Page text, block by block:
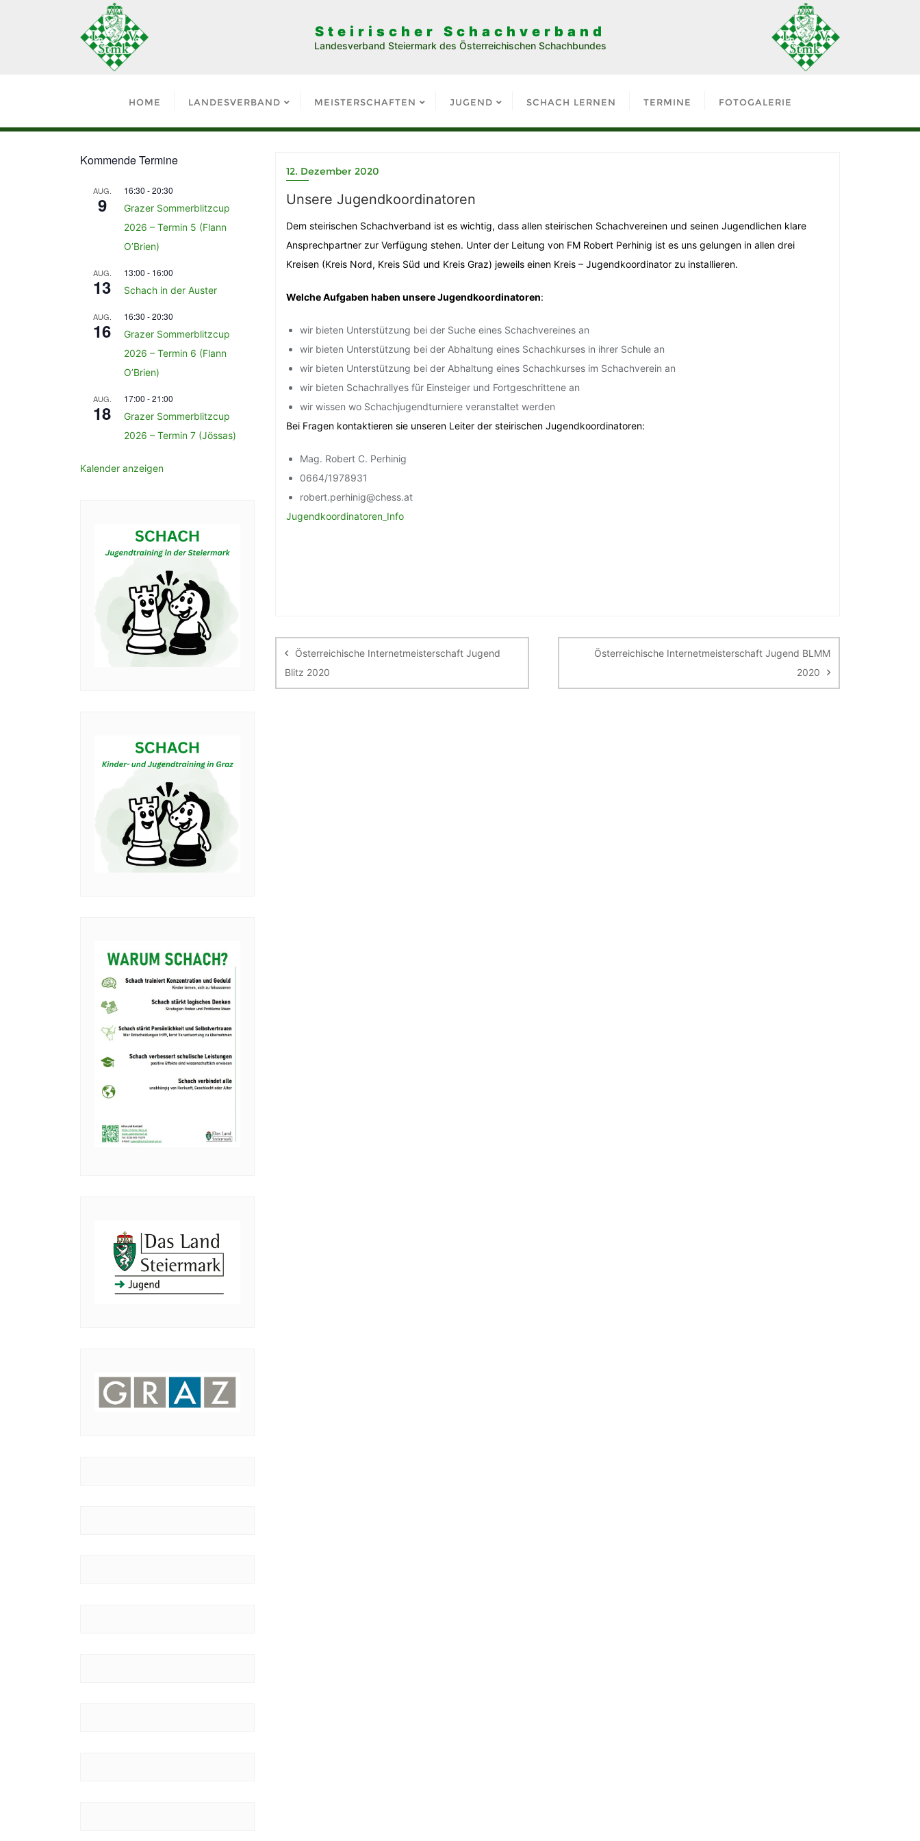
Steirischer Schachverband
Landesverband Steiermark des Österreichischen Schachbundes
HOME LANDESVERBAND MEISTERSCHAFTEN JUGEND SCHACH LERNEN TERMINE FOTOGALERIE
12. Dezember 2020
Unsere Jugendkoordinatoren
Dem steirischen Schachverband ist es wichtig, dass allen steirischen Schachvereinen und seinen Jugendlichen klare
Ansprechpartner zur Verfügung stehen. Unter der Leitung von FM Robert Perhinig ist es uns gelungen in allen drei
Kreisen (Kreis Nord, Kreis Süd und Kreis Graz) jeweils einen Kreis – Jugendkoordinator zu installieren.
Welche Aufgaben haben unsere Jugendkoordinatoren:
wir bieten Unterstützung bei der Suche eines Schachvereines an
wir bieten Unterstützung bei der Abhaltung eines Schachkurses in ihrer Schule an
wir bieten Unterstützung bei der Abhaltung eines Schachkurses im Schachverein an
wir bieten Schachrallyes für Einsteiger und Fortgeschrittene an
wir wissen wo Schachjugendturniere veranstaltet werden
Bei Fragen kontaktieren sie unseren Leiter der steirischen Jugendkoordinatoren:
Mag. Robert C. Perhinig
0664/1978931
robert.perhinig@chess.at
Jugendkoordinatoren_Info
Österreichische Internetmeisterschaft Jugend
Blitz 2020
Österreichische Internetmeisterschaft Jugend BLMM
2020
Kommende Termine
AUG.
9
16:30 -20:30
Grazer Sommerblitzcup
2026 – Termin 5 (Flann
O’Brien)
AUG.
13
13:00 - 16:00
Schach in der Auster
AUG.
16
16:30 -20:30
Grazer Sommerblitzcup
2026 – Termin 6 (Flann
O’Brien)
AUG.
18
17:00 -21:00
Grazer Sommerblitzcup
2026 – Termin 7 (Jössas)
Kalender anzeigen